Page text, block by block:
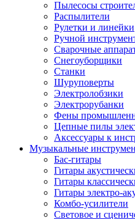
Пылесосы
Распылители
Рулетки и линейки
Ручной
Сварочные
Снегоуборщики
Станки
Шуруповерты
Электролобзики
Электрорубанки
Фены
Цепные пилы
Аксессуары к
Музыкальные
Бас-гитары
Гитары
Гитары
Гитары электро-
Комбо-усилители
Световое и